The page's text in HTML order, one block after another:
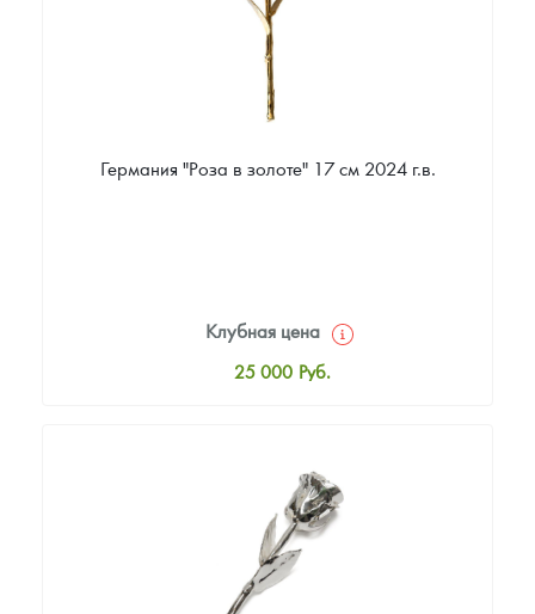
Германия "Роза в золоте" 17 см 2024 г.в.
Клубная цена
25 000 Руб.
Цена выкупа
Звоните